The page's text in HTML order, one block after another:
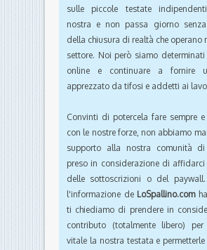
sulle piccole testate
nostra e non passa giorno
della chiusura di realtà che operano
settore. Noi però siamo
online e continuare a fornire
apprezzato da tifosi e addetti ai
Convinti di potercela fare sempre
con le nostre forze, non abbiamo
supporto alla nostra comunità
preso in considerazione di
delle sottoscrizioni o del
l'informazione de LoSpallino.com
ti chiediamo di prendere in
contributo (totalmente libero) per
vitale la nostra testata e permetterle